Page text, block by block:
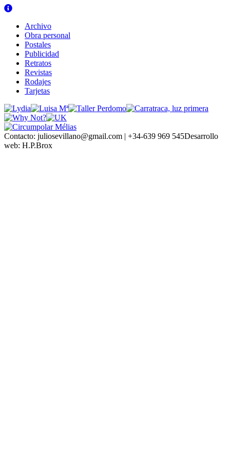
Archivo
Obra personal
Postales
Publicidad
Retratos
Revistas
Rodajes
Tarjetas
Contacto: juliosevillano@gmail.com | +34-639 969 545Desarrollo
web: H.P.Brox